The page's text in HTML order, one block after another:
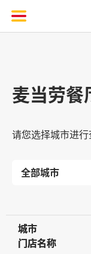
麦当劳餐
请您选择城市进行
城市
城市
门店名称
门店名称